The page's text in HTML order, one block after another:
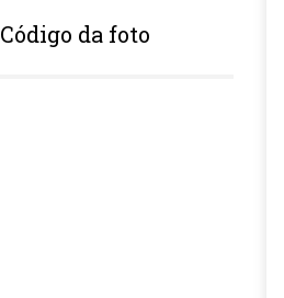
Código da foto